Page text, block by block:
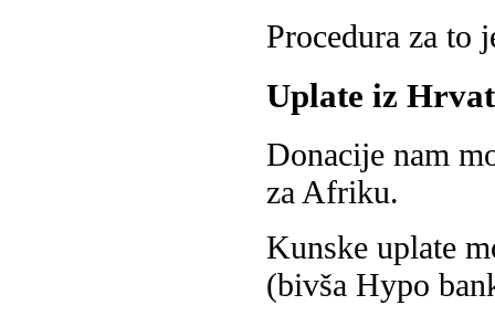
Procedura za to
Uplate iz
Donacije nam
za Afriku.
Kunske uplate
(bivša Hypo